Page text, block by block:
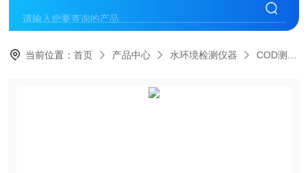
当前位置：首页 产品中心 水环境检测仪器 COD测定仪